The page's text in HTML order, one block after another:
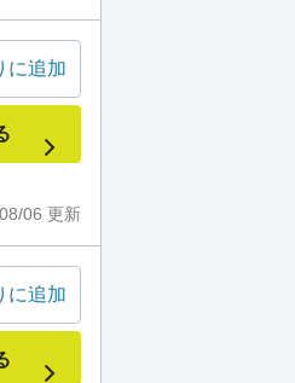
06 更新
に追加
に追加